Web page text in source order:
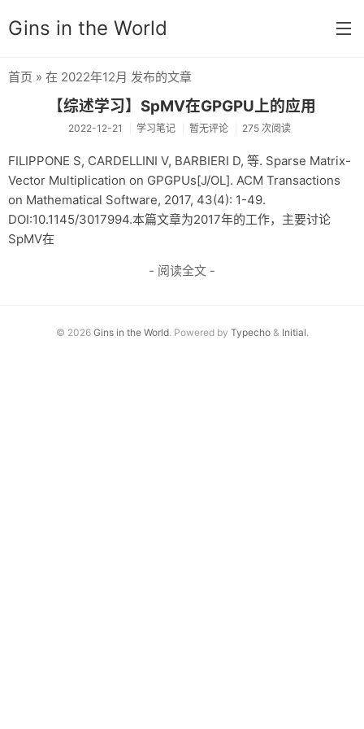
Gins in the World
分类
默认分类
杂谈
思想锚点
首页 » 在 2022年12月 发布的文章
【综述学习】SpMV在GPGPU上的应用
2022-12-21 学习笔记 暂无评论 275 次阅读
FILIPPONE S, CARDELLINI V, BARBIERI D, 等. Sparse Matrix-
Vector Multiplication on GPGPUs[J/OL]. ACM Transactions
on Mathematical Software, 2017, 43(4): 1-49.
DOI:10.1145/3017994.本篇文章为2017年的工作，主要讨论
SpMV在
- 阅读全文 -
© 2026 Gins in the World. Powered by Typecho& Initial.